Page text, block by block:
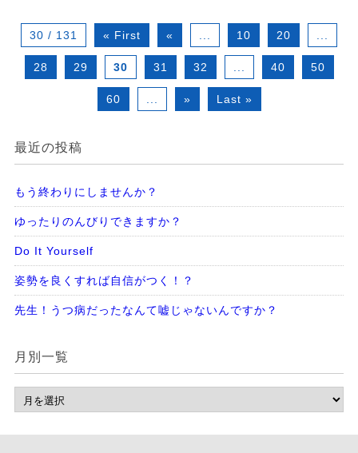
30 / 131 « First « 10 20
28 29 30 31 32 40 50
60 » Last »
最近の投稿
もう終わりにしませんか？
ゆったりのんびりできますか？
Do It Yourself
姿勢を良くすれば自信がつく！？
先生！うつ病だったなんて嘘じゃないんですか？
月別一覧